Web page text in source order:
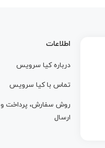
اطلاعات
درباره کيا سرويس
تماس با کيا سرويس
روش سفارش، پرداخت و
ارسال